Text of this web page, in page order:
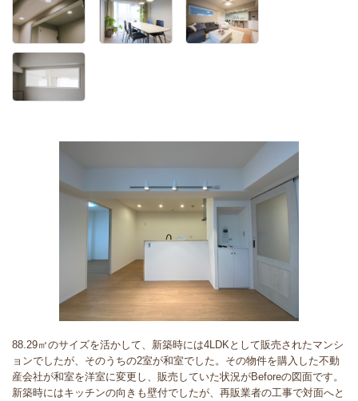
88.29㎡のサイズを活かして、新築時には4LDKとして販売されたマンシ
ョンでしたが、そのうちの2室が和室でした。その物件を購入した不動
産会社が和室を洋室に変更し、販売していた状況がBeforeの図面です。
新築時にはキッチンの向きも壁付でしたが、再販業者の工事で対面へと